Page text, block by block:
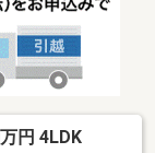
円 4LDK